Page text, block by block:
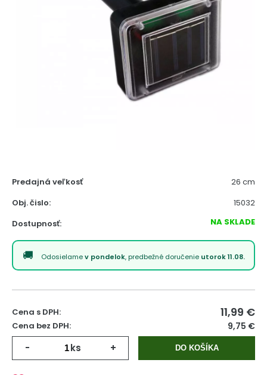
Predajná veľkosť
26 cm
Obj. čislo:
15032
Dostupnosť:
NA SKLADE
Odosielamev pondelok, predbežné doručenie utorok 11.08.
Cena s DPH: 11,99 €
Cena bez DPH: 9,75 €
- ks + DO KOŠÍKA